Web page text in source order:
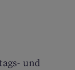
und